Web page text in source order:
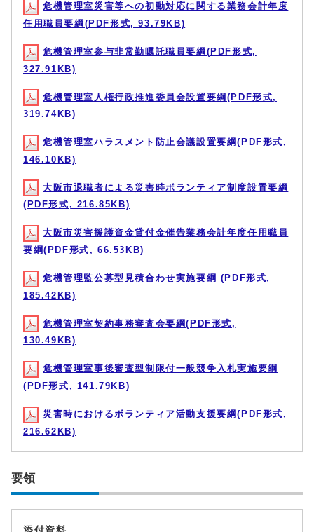
危機管理室災害等への初動対応に関する業務会計年度
任用職員要綱(PDF形式, 93.79KB)
危機管理室参与非常勤嘱託職員要綱(PDF形式,
327.91KB)
危機管理室人権行政推進委員会設置要綱(PDF形式,
319.74KB)
危機管理室ハラスメント防止会議設置要綱(PDF形式,
146.10KB)
大阪市退職者による災害時ボランティア制度設置要綱
(PDF形式, 216.85KB)
大阪市災害援護資金貸付金催告業務会計年度任用職員
要綱(PDF形式, 66.53KB)
危機管理監公募型見積合わせ実施要綱 (PDF形式,
185.42KB)
危機管理室契約事務審査会要綱(PDF形式,
130.49KB)
危機管理室事後審査型制限付一般競争入札実施要綱
(PDF形式, 141.79KB)
災害時におけるボランティア活動支援要綱(PDF形式,
216.62KB)
要領
添付資料